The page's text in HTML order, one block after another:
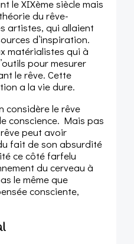
le XIXème siècle mais
du rêve-
artistes, qui allaient
d’inspiration.
matérialistes qui à
pour mesurer
le rêve. Cette
a la vie dure.
considère le rêve
conscience. Mais pas
peut avoir
fait de son absurdité
ce côté farfelu
du cerveau à
le même que
consciente,